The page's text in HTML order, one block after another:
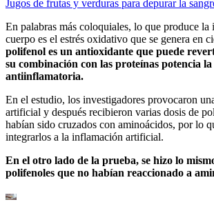
Jugos de frutas y verduras para depurar la
En palabras más coloquiales, lo que produce la
cuerpo es el estrés oxidativo que se genera en
polifenol es un antioxidante que puede
su combinación con las proteínas potencia
antiinflamatoria.
En el estudio, los investigadores provocaron
artificial y después recibieron varias dosis de
habían sido cruzados con aminoácidos, por lo
integrarlos a la inflamación artificial.
En el otro lado de la prueba, se hizo lo
polifenoles que no habían reaccionado a